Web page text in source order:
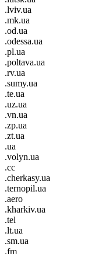
.lviv.ua
.mk.ua
.od.ua
.odessa.ua
.pl.ua
.poltava.ua
.rv.ua
.sumy.ua
.te.ua
.uz.ua
.vn.ua
.zp.ua
.zt.ua
.ua
.volyn.ua
.cc
.cherkasy.ua
.ternopil.ua
.aero
.kharkiv.ua
.tel
.lt.ua
.sm.ua
.fm